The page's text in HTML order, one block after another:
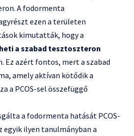
A fodormenta
ezen a területen
kimutatták, hogy a
a szabad tesztoszteron
Ez azért fontos, mert a szabad
amely aktívan kötődik a
a PCOS-sel összefüggő
a fodormenta hatását PCOS-
egyik ilyen tanulmányban a